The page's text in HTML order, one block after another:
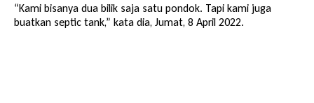
“Kami bisanya dua bilik saja satu pondok. Tapi kami juga
buatkan septic tank,” kata dia, Jumat, 8 April 2022.